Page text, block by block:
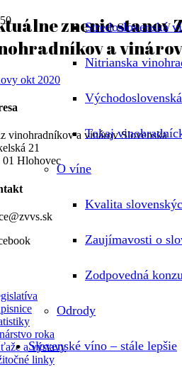
Stredoslovenská
Nitrianska
Tokaj
O víne
Kvalita
Zaujímavosti o
Zodpovedná
Odrody
Slovenské víno – stále lepšie
znenie stanov
a vinárov
okt 2020
vinohradníkov a vinárov Slovenska
21
01 Hlohovec
roka
a výstavy
linky